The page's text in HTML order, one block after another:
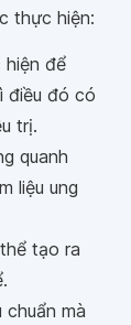
thực hiện:
để
điều đó có
trị.
quanh
liệu ung
tạo ra
mà